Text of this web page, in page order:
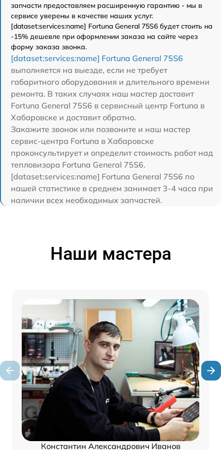
запчасти предоставляем расширенную гарантию - мы в
сервисе уверены в качестве наших услуг.
[dataset:services:name] Fortuna General 75S6 будет стоить на
-15% дешевле при оформлении заказа на сайте через
форму заказа звонка.
[dataset:services:name] Fortuna General 75S6
выполняется на выезде, если не требует
габаритного оборудования и длительного времени
ремонта. В таких случаях наш мастер доставит
Fortuna General 75S6 в сервисный центр Fortuna в
Хабаровске и доставит обратно.
Закажите звонок или позвоните и наш мастер
сервис-центра Fortuna в Хабаровске
проконсультирует и определит стоимость работ над
тепловизора Fortuna General 75S6.
[dataset:services:name] Fortuna General 75S6 по
нашей статистике в среднем занимает 3-4 часа при
наличии всех необходимых запчастей.
Наши мастера
Константин Александрович Иванов